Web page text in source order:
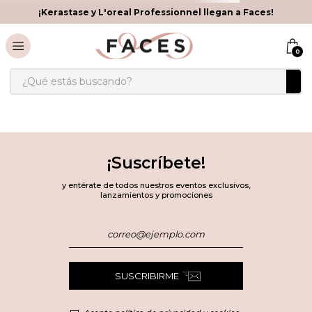
¡Kerastase y L'oreal Professionnel llegan a Faces!
0
¿Qué estás buscando?
¡Suscríbete!
y entérate de todos nuestros eventos exclusivos,
lanzamientos y promociones
SUSCRIBIRME